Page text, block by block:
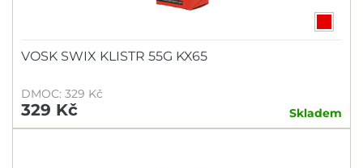
VOSK SWIX KLISTR 55G KX65
DMOC: 329 Kč
329 Kč Skladem